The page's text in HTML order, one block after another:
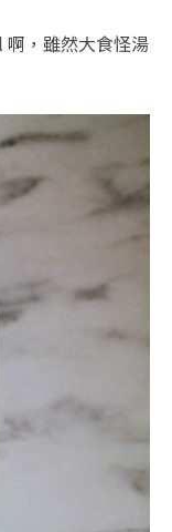
啊，雖然大食怪湯